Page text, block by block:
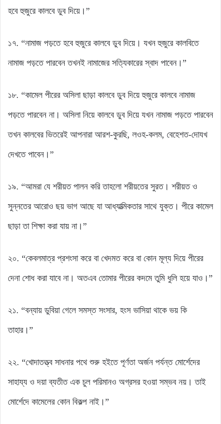
হবে হুজুরে কালবে ডুব দিয়ে।”
১৭. “নামাজ পড়তে হবে হুজুরে কালবে ডুব দিয়ে। যখন হুজুরে কালবিতে
নামাজ পড়তে পারবেন তখনই নামাজের সত্যিকারের স্বাদ পাবেন।”
১৮. “কামেল পীরের অসিলা ছাড়া কালবে ডুব দিয়ে হুজুরে কালবে নামাজ
পড়তে পারবেন না। অসিলা নিয়ে কালবে ডুব দিয়ে যখন নামাজ পড়তে পারবেন
তখন কালবের ভিতরেই আপনারা আরশ-কুরছি, লওহ-কলম, বেহেশত-দোযখ
দেখতে পাবেন।”
১৯. “আমরা যে শরীয়ত পালন করি তাহলো শরীয়তের সুরত। শরীয়ত ও
সুন্নতের আরোও ছয় ভাগ আছে যা আধ্যাত্মিকতার সাথে যুক্ত। পীরে কামেল
ছাড়া তা শিক্ষা করা যায় না।”
২০. “কেবলমাত্র প্রশংসা করে বা খেদমত করে বা কোন মূল্য দিয়ে পীরের
দেনা শোধ করা যাবে না। অতএব তোমার পীরের কদমে তুমি ধুলি হয়ে যাও।”
২১. “বন্যায় ডুবিয়া গেলে সমস্ত সংসার, হংস ভাসিয়া থাকে ভয় কি
তাহার।”
২২. “খোদাতত্ত্ব সাধনার পথে শুরু হইতে পূর্ণতা অর্জন পর্যন্ত মোর্শেদের
সাহায্য ও দয়া ব্যতীত এক চুল পরিমানও অগ্রসর হওয়া সম্ভব নয়। তাই
মোর্শেদে কামেলের কোন বিকল্প নাই।”